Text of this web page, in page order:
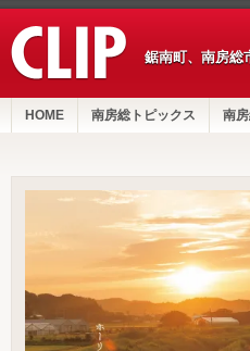
鋸南町、南房総
HOME 南房総トピックス 南